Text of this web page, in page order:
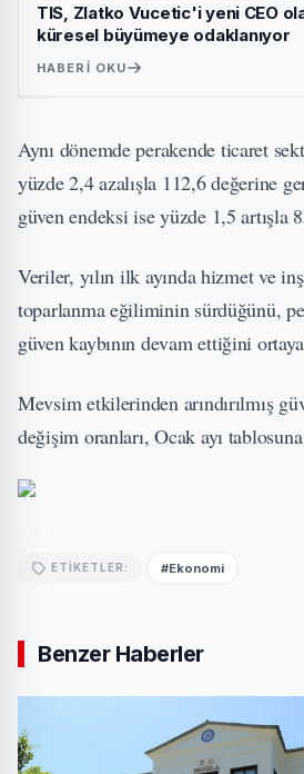
TIS, Zlatko Vucetic'i yeni CEO
küresel büyümeye odaklanıyor
HABERI OKU
Aynı dönemde perakende ticaret
yüzde 2,4 azalışla 112,6 değerine
güven endeksi ise yüzde 1,5 artışla
Veriler, yılın ilk ayında hizmet ve
toparlanma eğiliminin sürdüğünü,
güven kaybının devam ettiğini
Mevsim etkilerinden arındırılmış
değişim oranları, Ocak ayı tablosuna
ETIKETLER: #Ekonomi
Benzer Haberler